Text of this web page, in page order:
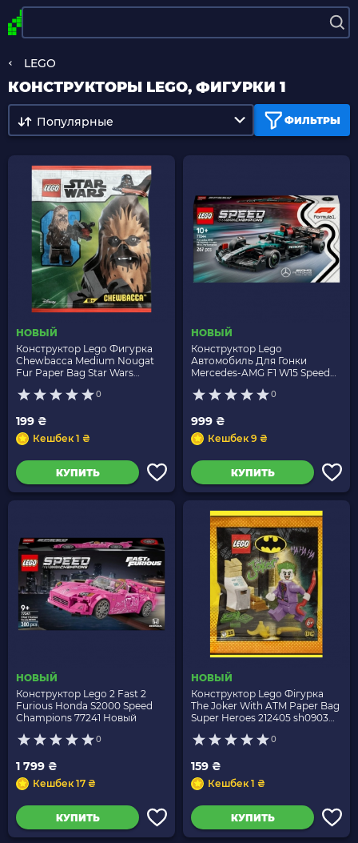
LEGO
КОНСТРУКТОРЫ LEGO, ФИГУРКИ 1
ФИЛЬТРЫ
Популярные
НОВЫЙ
Конструктор Lego Фигурка
Chewbacca Medium Nougat
Fur Paper Bag Star Wars
0
199 ₴
Кешбек 1 ₴
КУПИТЬ
НОВЫЙ
Конструктор Lego
Автомобиль Для Гонки
Mercedes-AMG F1 W15 Speed
0
999 ₴
Кешбек 9 ₴
КУПИТЬ
НОВЫЙ
Конструктор Lego 2 Fast 2
Furious Honda S2000 Speed
Champions 77241 Новый
0
1 799 ₴
Кешбек 17 ₴
КУПИТЬ
НОВЫЙ
Конструктор Lego Фігурка
The Joker With ATM Paper Bag
Super Heroes 212405 sh0903
0
159 ₴
Кешбек 1 ₴
КУПИТЬ